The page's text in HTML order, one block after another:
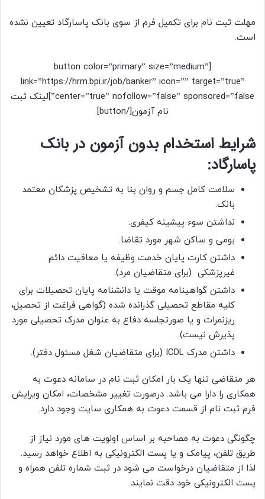
مهلت ثبت نام برای تکمیل فرم از سوی بانک پاسارگاد تعیین نشده
است.
[button color=”primary” size=”medium”
link=”https://hrm.bpi.ir/job/banker” icon=”” target=”true”
center=”true” nofollow=”false” sponsored=”false”]لینک ثبت
نام آزمون[/button]
شرایط استخدام بدون آزمون در بانک
پاسارگاد:
سلامت کامل جسم و روان بنا به تشخیص پزشکان معتمد
بانک.
نداشتن سوء پیشینه کیفری.
بومی و ساکن شهر مورد تقاضا.
داشتن کارت پایان خدمت وظیفه یا معافیت دائم
غیرپزشکی (برای متقاضیان مرد).
داشتن گواهینامه موقت یا دانشنامه پایان تحصیلات برای
کلیه مقاطع تحصیلی گذرانده شده (گواهی فراغت از تحصیل،
ریزنمرات و یا صورتجلسه دفاع به عنوان مدرک تحصیلی مورد
پذیرش نیست).
داشتن مدرک ICDL (برای متقاضیان شغل مسئول دفتر).
هر متقاضی تنها یک بار امکان ثبت نام در سامانه دعوت به
همکاری را دارا می باشد. درصورت تغییر مشخصات، امکان ویرایش
فرم ثبت نام از قسمت دعوت به همکاری سایت وجود دارد.
چگونگی دعوت به مصاحبه بر اساس اولویت های مورد نیاز از
طریق تلفن، پیامک و یا پست الکترونیکی به اطلاع خواهد رسید.
لذا از متقاضیان درخواست می شود در ثبت شماره تلفن همراه و
پست الکترونیکی خود دقت نمایند.